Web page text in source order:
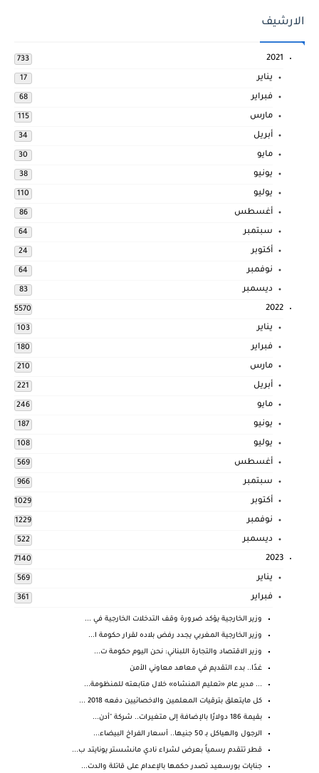
الارشيف
2021
733
يناير 17
فبراير 68
مارس 115
أبريل 34
مايو 30
يونيو 38
يوليو 110
أغسطس 86
سبتمبر 64
أكتوبر 24
نوفمبر 64
ديسمبر 83
2022
5570
يناير 103
فبراير 180
مارس 210
أبريل 221
مايو 246
يونيو 187
يوليو 108
أغسطس 569
سبتمبر 966
أكتوبر 1029
نوفمبر 1229
ديسمبر 522
2023
7140
يناير 569
فبراير 361
وزير الخارجية يؤكد ضرورة وقف التدخلات الخارجية في ...
وزير الخارجية المغربي يجدد رفض بلاده لقرار حكومة ا...
وزير الاقتصاد والتجارة اللبناني: نحن اليوم حكومة ت...
غدًا.. بدء التقديم في معاهد معاوني الأمن
... مدير عام «تعليم المنشاه» خلال متابعته للمنظومة...
كل مايتعلق بترقيات المعلمين والاخصائيين دفعه 2018 ...
بقيمة 186 دولارًا بالإضافة إلى متغيرات.. شركة "أدن...
الرجول والهياكل بـ 50 جنيها.. أسعار الفراخ البيضاء...
قطر تتقدم رسمياً بعرض لشراء نادي مانشستر يونايتد ب...
جنايات بورسعيد تصدر حكمها بالإعدام على قاتلة والدت...